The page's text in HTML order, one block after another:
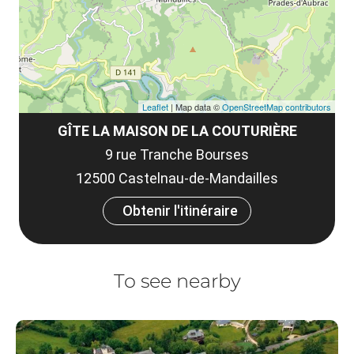
GÎTE LA MAISON DE LA COUTURIÈRE
9 rue Tranche Bourses
12500 Castelnau-de-Mandailles
Obtenir l'itinéraire
Leaflet | Map data ©OpenStreetMap contributors
To see nearby